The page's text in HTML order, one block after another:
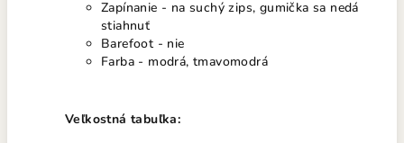
Zapínanie - na suchý zips, gumička sa nedá
stiahnuť
Barefoot - nie
Farba - modrá, tmavomodrá
Veľkostná tabuľka: